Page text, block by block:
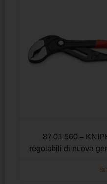
87 01 560 –
regolabili di nuova